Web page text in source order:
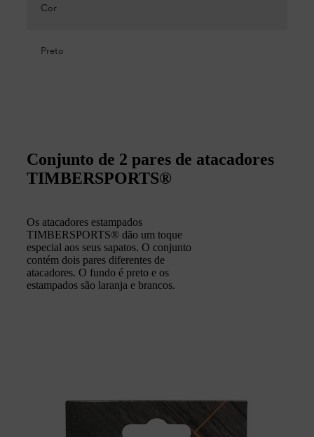
Cor
Preto
Conjunto de 2 pares de atacadores
TIMBERSPORTS®
Os atacadores estampados
TIMBERSPORTS® dão um toque
especial aos seus sapatos. O conjunto
contém dois pares diferentes de
atacadores. O fundo é preto e os
estampados são laranja e brancos.